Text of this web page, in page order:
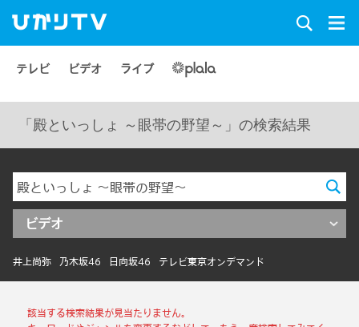
テレビ ビデオ ライブ
「殿といっしょ ～眼帯の野望～」の検索結果
ビデオ
井上尚弥 乃木坂46 日向坂46 テレビ東京オンデマンド
該当する検索結果が見当たりません。